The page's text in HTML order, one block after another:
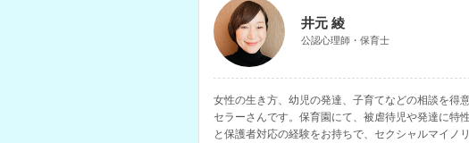
井元 綾
公認心理師・保育士
女性の生き方、幼児の発達、子育てなどの相談を得
セラーさんです。保育園にて、被虐待児や発達に特
と保護者対応の経験をお持ちで、セクシャルマイノ